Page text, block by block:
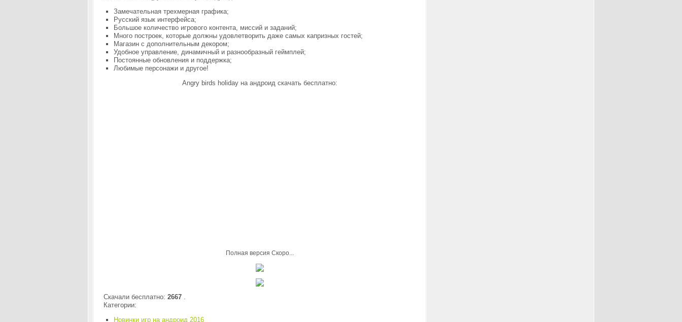
Замечательная трехмерная графика;
Русский язык интерфейса;
Большое количество игрового контента, миссий и заданий;
Много построек, которые должны удовлетворить даже самых капризных гостей;
Магазин с дополнительным декором;
Удобное управление, динамичный и разнообразный геймплей;
Постоянные обновления и поддержка;
Любимые персонажи и другое!
Angry birds holiday на андроид скачать бесплатно:
Полная версия Скоро...
Скачали бесплатно: 2667.
Категории:
Новинки игр на андроид 2016